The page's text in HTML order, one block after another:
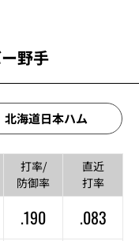
野手
北海道日本ハム
打率/
防御率
直近
打率
.190 .083